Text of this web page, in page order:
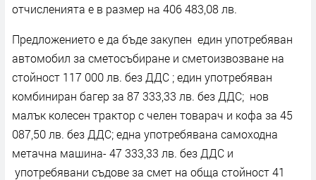
отчисленията е в размер на 406 483,08 лв.
Предложението е да бъде закупен един употребяван
автомобил за сметосъбиране и сметоизвозване на
стойност 117 000 лв. без ДДС ; един употребяван
комбиниран багер за 87 333,33 лв. без ДДС; нов
малък колесен трактор с челен товарач и кофа за 45
087,50 лв. без ДДС; една употребявана самоходна
метачна машина- 47 333,33 лв. без ДДС и
употребявани съдове за смет на обща стойност 41